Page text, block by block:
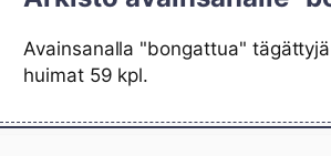
Avainsanalla "bongattua"
huimat 59 kpl.